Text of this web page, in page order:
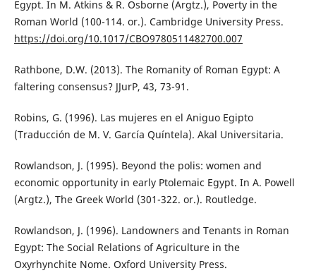
Egypt. In M. Atkins & R. Osborne (Argtz.), Poverty in the
Roman World (100-114. or.). Cambridge University Press.
https://doi.org/10.1017/CBO9780511482700.007
Rathbone, D.W. (2013). The Romanity of Roman Egypt: A
faltering consensus? JJurP, 43, 73-91.
Robins, G. (1996). Las mujeres en el Aniguo Egipto
(Traducción de M. V. García Quíntela). Akal Universitaria.
Rowlandson, J. (1995). Beyond the polis: women and
economic opportunity in early Ptolemaic Egypt. In A. Powell
(Argtz.), The Greek World (301-322. or.). Routledge.
Rowlandson, J. (1996). Landowners and Tenants in Roman
Egypt: The Social Relations of Agriculture in the
Oxyrhynchite Nome. Oxford University Press.